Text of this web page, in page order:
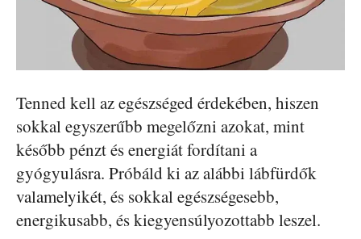
Tenned kell az egészséged érdekében, hiszen
sokkal egyszerűbb megelőzni azokat, mint
később pénzt és energiát fordítani a
gyógyulásra. Próbáld ki az alábbi lábfürdők
valamelyikét, és sokkal egészségesebb,
energikusabb, és kiegyensúlyozottabb leszel.